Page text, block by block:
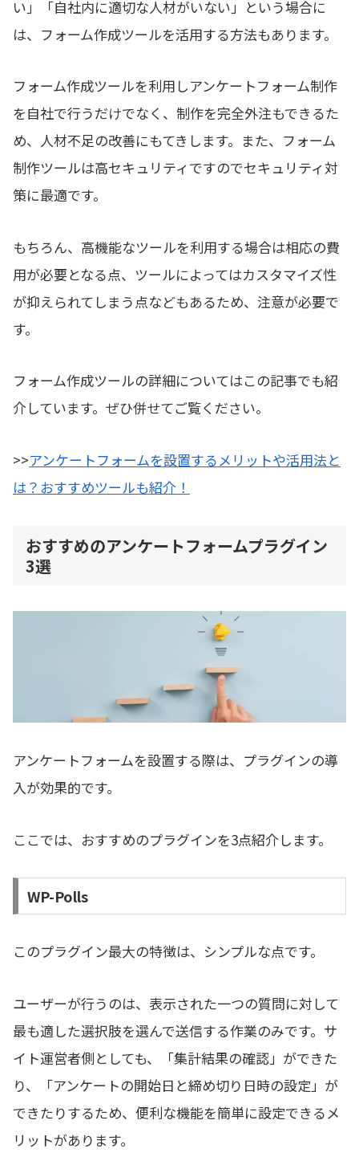
い」「自社内に適切な人材がいない」という場合に
は、フォーム作成ツールを活用する方法もあります。
フォーム作成ツールを利用しアンケートフォーム制作
を自社で行うだけでなく、制作を完全外注もできるた
め、人材不足の改善にもてきします。また、フォーム
制作ツールは高セキュリティですのでセキュリティ対
策に最適です。
もちろん、高機能なツールを利用する場合は相応の費
用が必要となる点、ツールによってはカスタマイズ性
が抑えられてしまう点などもあるため、注意が必要で
す。
フォーム作成ツールの詳細についてはこの記事でも紹
介しています。ぜひ併せてご覧ください。
>>アンケートフォームを設置するメリットや活用法と
は？おすすめツールも紹介！
おすすめのアンケートフォームプラグイン
3選
アンケートフォームを設置する際は、プラグインの導
入が効果的です。
ここでは、おすすめのプラグインを3点紹介します。
WP-Polls
このプラグイン最大の特徴は、シンプルな点です。
ユーザーが行うのは、表示された一つの質問に対して
最も適した選択肢を選んで送信する作業のみです。サ
イト運営者側としても、「集計結果の確認」ができた
り、「アンケートの開始日と締め切り日時の設定」が
できたりするため、便利な機能を簡単に設定できるメ
リットがあります。